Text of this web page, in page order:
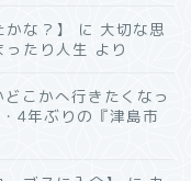
な？】 に 大切な思
たり人生 より
こかへ行きたくなっ
4年ぶりの『津島市